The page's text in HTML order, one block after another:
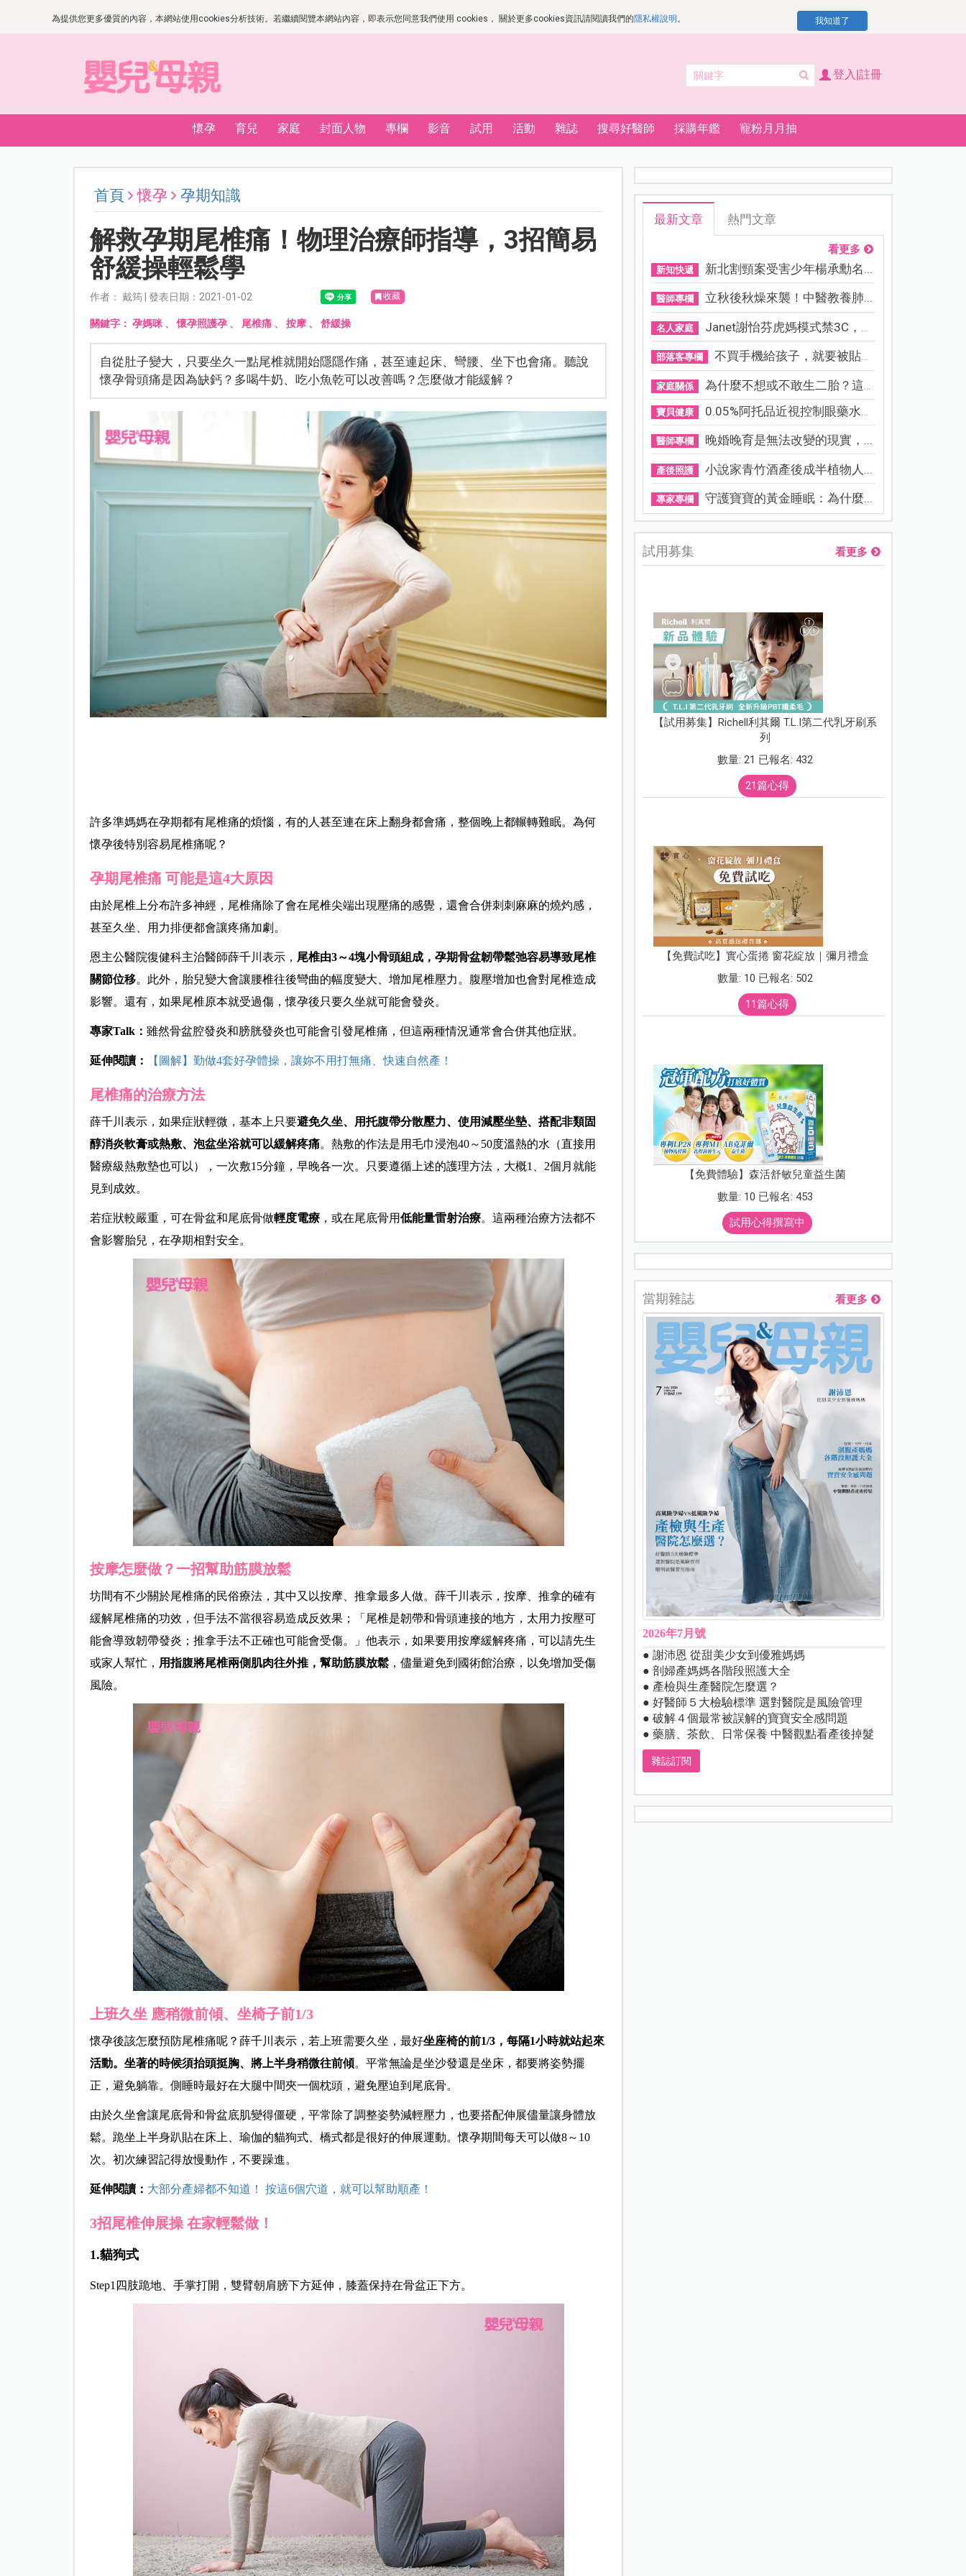
為提供您更多優質的內容，本網站使用cookies分析技術。若繼續閱覽本網站內容，即表示您同意我們使用 cookies， 關於更多cookies資訊請閱讀我們的隱私權說明 。 我知道了
登入|註冊
懷孕 育兒 家庭 封面人物 專欄 影音 試用 活動 雜誌 搜尋好醫師 採購年鑑 寵粉月月抽
首頁 懷孕 孕期知識
解救孕期尾椎痛！物理治療師指導，3招簡易
舒緩操輕鬆學
作者： 戴筠 | 發表日期：2021-01-02 收藏
關鍵字： 孕媽咪、懷孕照護孕、 尾椎痛、 按摩、 舒緩操
自從肚子變大，只要坐久一點尾椎就開始隱隱作痛，甚至連起床、彎腰、坐下也會痛。聽說
懷孕骨頭痛是因為缺鈣？多喝牛奶、吃小魚乾可以改善嗎？怎麼做才能緩解？
許多準媽媽在孕期都有尾椎痛的煩惱，有的人甚至連在床上翻身都會痛，整個晚上都輾轉難眠。為何
懷孕後特別容易尾椎痛呢？
孕期尾椎痛 可能是這4大原因
由於尾椎上分布許多神經， 尾椎痛除了會在尾椎尖端出現壓痛的感覺， 還會合併刺刺麻麻的燒灼感，
甚至久坐、用力排便都會讓疼痛加劇 。
恩主公醫院復健科主治醫師薛千川表示， 尾椎由3～4塊小骨頭組成，孕期骨盆韌帶鬆弛容易導致尾椎
關節位移。此外，胎兒變大會讓腰椎往後彎曲的幅度變大、增加尾椎壓力。腹壓增加也會對尾椎造成
影響。還有，如果尾椎原本就受過傷，懷孕後只要久坐就可能會發炎。
專家Talk： 雖然骨盆腔發炎和膀胱發炎也可能會引發尾椎痛，但這兩種情況通常會合併其他症狀。
延伸閱讀： 【圖解】勤做4套好孕體操，讓妳不用打無痛、快速自然產！
尾椎痛的治療方法
薛千川表示，如果症狀輕微，基本上只要避免久坐、用托腹帶分散壓力、使用減壓坐墊、搭配非類固
醇消炎軟膏或熱敷、泡盆坐浴就可以緩解疼痛。熱敷的作法是用毛巾浸泡40～ 50度溫熱的水（直接用
醫療級熱敷墊也可以），一次敷15分鐘，早晚各一次。只要遵循上述的護理方法，大概1 2個月就能
見到成效。
若症狀較嚴重，可在骨盆和尾底骨做輕度電療，或在尾底骨用低能量雷射治療。這兩種治療方法都不
會影響胎兒，在孕期相對安全。
按摩怎麼做？一招幫助筋膜放鬆
坊間有不少關於尾椎痛的民俗療法，其中又以按摩、推拿最多人做。薛千川表示，按摩、推拿的確有
緩解尾椎痛的功效，但手法不當很容易造成反效果；「 尾椎是韌帶和骨頭連接的地方，太用力按壓可
能會導致韌帶發炎；推拿手法不正確也可能會受傷。」 他表示，如果要用按摩緩解疼痛，可以請先生
或家人幫忙， 用指腹將尾椎兩側肌肉往外推， 幫助筋膜放鬆，儘量避免到國術館治療，以免增加受傷
風險。
上班久坐 應稍微前傾、坐椅子前1/3
懷孕後該怎麼預防尾椎痛呢？薛千川表示，若上班需要久坐，最好坐座椅的前1/3，每隔1小時就站起來
活動。坐著的時候須抬頭挺胸、將上半身稍微往前傾。平常無論是坐沙發還是坐床，都要將姿勢擺
正，避免躺靠。側睡時最好在大腿中間夾一個枕頭，避免壓迫到尾底骨。
由於久坐會讓尾底骨和骨盆底肌變得僵硬，平常除了調整姿勢減輕壓力，也要搭配伸展儘量讓身體放
鬆。跪坐上半身趴貼在床上、瑜伽的貓狗式、橋式都是很好的伸展運動。懷孕期間每天可以做8～ 10
次。初次練習記得放慢動作，不要躁進。
延伸閱讀： 大部分產婦都不知道！ 按這6個穴道，就可以幫助順產！
3招尾椎伸展操 在家輕鬆做！
1.貓狗式
Step1 四肢跪地、手掌打開，雙臂朝肩膀下方延伸，膝蓋保持在骨盆正下方。
最新文章 熱門文章
看更多
新知快遞 新北割頸案受害少年楊承勳名...
醫師專欄 立秋後秋燥來襲！中醫教養肺...
名人家庭 Janet謝怡芬虎媽模式禁3C，看...
部落客專欄 不買手機給孩子，就要被貼「...
家庭關係 為什麼不想或不敢生二胎？這8...
寶貝健康 0.05%阿托品近視控制眼藥水納...
醫師專欄 晚婚晚育是無法改變的現實，...
產後照護 小說家青竹酒產後成半植物人...
專家專欄 守護寶寶的黃金睡眠：為什麼...
試用募集 看更多
【試用募集】Richell利其爾 T.L.I第二代乳牙刷系
列
數量: 21 已報名: 432
21篇心得
【免費試吃】實心蛋捲 窗花綻放｜彌月禮盒
數量: 10 已報名: 502
11篇心得
【免費體驗】森活舒敏兒童益生菌
數量: 10 已報名: 453
試用心得撰寫中
當期雜誌 看更多
2026年7月號
● 謝沛恩 從甜美少女到優雅媽媽
● 剖婦產媽媽各階段照護大全
● 產檢與生產醫院怎麼選？
● 好醫師５大檢驗標準 選對醫院是風險管理
● 破解４個最常被誤解的寶寶安全感問題
● 藥膳、茶飲、日常保養 中醫觀點看產後掉髮
雜誌訂閱